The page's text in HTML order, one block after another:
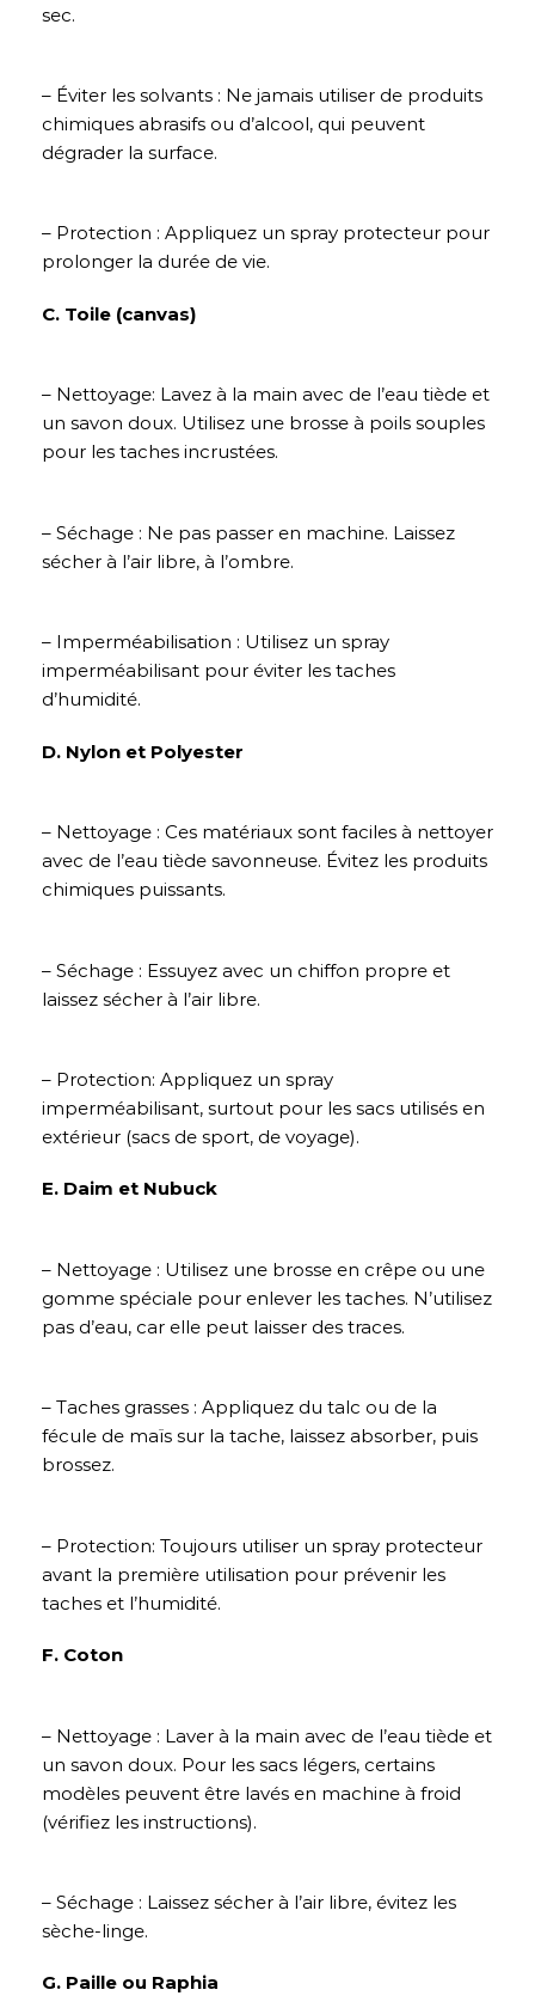
sec.
– Éviter les solvants : Ne jamais utiliser de produits
chimiques abrasifs ou d’alcool, qui peuvent
dégrader la surface.
– Protection : Appliquez un spray protecteur pour
prolonger la durée de vie.
C. Toile (canvas)
– Nettoyage: Lavez à la main avec de l’eau tiède et
un savon doux. Utilisez une brosse à poils souples
pour les taches incrustées.
– Séchage : Ne pas passer en machine. Laissez
sécher à l’air libre, à l’ombre.
– Imperméabilisation : Utilisez un spray
imperméabilisant pour éviter les taches
d’humidité.
D. Nylon et Polyester
– Nettoyage : Ces matériaux sont faciles à nettoyer
avec de l’eau tiède savonneuse. Évitez les produits
chimiques puissants.
– Séchage : Essuyez avec un chiffon propre et
laissez sécher à l’air libre.
– Protection: Appliquez un spray
imperméabilisant, surtout pour les sacs utilisés en
extérieur (sacs de sport, de voyage).
E. Daim et Nubuck
– Nettoyage : Utilisez une brosse en crêpe ou une
gomme spéciale pour enlever les taches. N’utilisez
pas d’eau, car elle peut laisser des traces.
– Taches grasses : Appliquez du talc ou de la
fécule de maïs sur la tache, laissez absorber, puis
brossez.
– Protection: Toujours utiliser un spray protecteur
avant la première utilisation pour prévenir les
taches et l’humidité.
F. Coton
– Nettoyage : Laver à la main avec de l’eau tiède et
un savon doux. Pour les sacs légers, certains
modèles peuvent être lavés en machine à froid
(vérifiez les instructions).
– Séchage : Laissez sécher à l’air libre, évitez les
sèche-linge.
G. Paille ou Raphia